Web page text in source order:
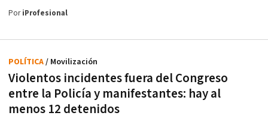
PoriProfesional
Violentos incidentes fuera del Congreso
entre la Policía y manifestantes: hay al
menos 12 detenidos
POLÍTICA/ Movilización